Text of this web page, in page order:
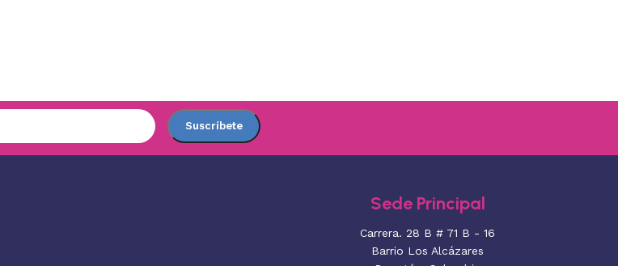
Sede Principal
Carrera. 28 B # 71 B - 16
Barrio Los Alcázares